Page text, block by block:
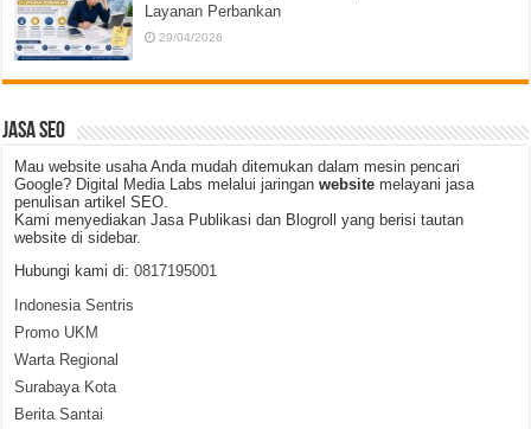
Layanan Perbankan
29/04/2026
JASA SEO
Mau website usaha Anda mudah ditemukan dalam mesin pencari
Google? Digital Media Labs melalui jaringanwebsitemelayani jasa
penulisan artikel SEO.
Kami menyediakan Jasa Publikasi dan Blogroll yang berisi tautan
website di sidebar.
Hubungi kami di:0817195001
Indonesia Sentris
Promo UKM
Warta Regional
Surabaya Kota
Berita Santai